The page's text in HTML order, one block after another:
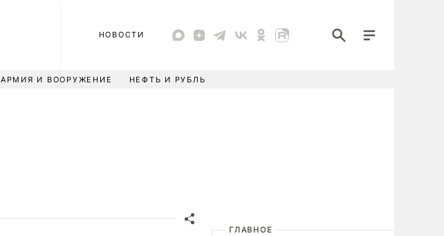
НОВОСТИ
АРМИЯ И ВООРУЖЕНИЕ НЕФТЬ И РУБЛЬ
ГЛАВНОЕ